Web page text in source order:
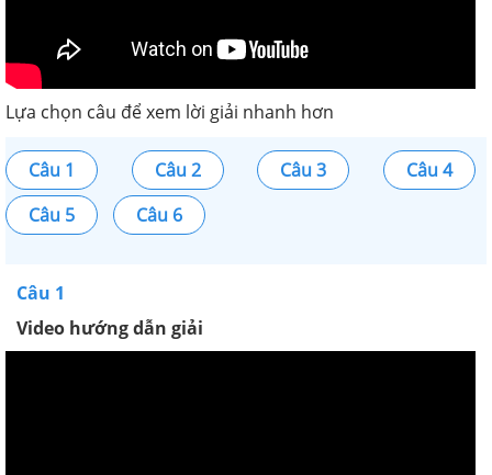
Lựa chọn câu để xem lời giải nhanh hơn
Câu 1 Câu 2 Câu 3
Câu 4
Câu 5
Câu 6
Câu 1
Video hướng dẫn giải